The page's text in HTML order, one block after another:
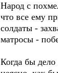
Народ с
что все ему
солдаты -
матросы -
Когда бы